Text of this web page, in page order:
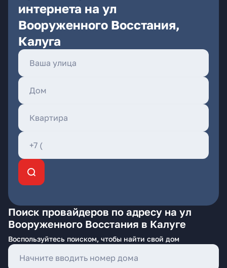
интернета на ул
Вооруженного Восстания,
Калуга
Поиск провайдеров по адресу на ул
Вооруженного Восстания в Калуге
Воспользуйтесь поиском, чтобы найти свой дом